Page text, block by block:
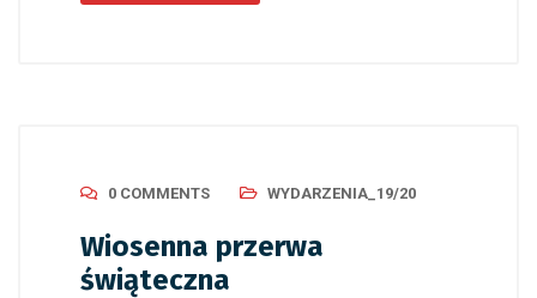
0 COMMENTS WYDARZENIA_19/20
Wiosenna przerwa
świąteczna